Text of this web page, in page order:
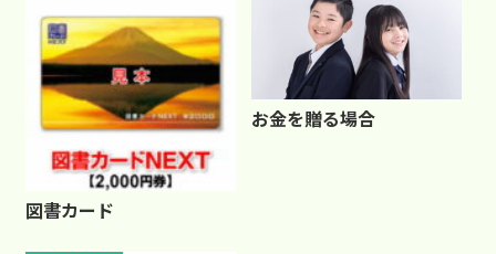
図書カード
お金を贈る場合